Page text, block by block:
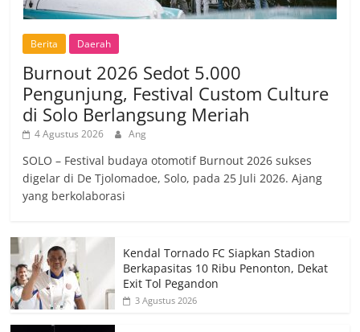
Berita Daerah
Burnout 2026 Sedot 5.000
Pengunjung, Festival Custom Culture
di Solo Berlangsung Meriah
4 Agustus 2026 Ang
SOLO – Festival budaya otomotif Burnout 2026 sukses
digelar di De Tjolomadoe, Solo, pada 25 Juli 2026. Ajang
yang berkolaborasi
Kendal Tornado FC Siapkan Stadion
Berkapasitas 10 Ribu Penonton, Dekat
Exit Tol Pegandon
3 Agustus 2026